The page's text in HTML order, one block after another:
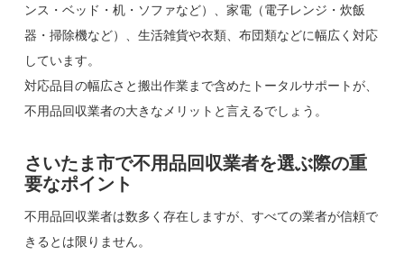
ンス・ベッド・机・ソファなど）、家電（電子レンジ・炊飯
器・掃除機など）、生活雑貨や衣類、布団類などに幅広く対応
しています。
対応品目の幅広さと搬出作業まで含めたトータルサポートが、
不用品回収業者の大きなメリットと言えるでしょう。
さいたま市で不用品回収業者を選ぶ際の重
要なポイント
不用品回収業者は数多く存在しますが、すべての業者が信頼で
きるとは限りません。